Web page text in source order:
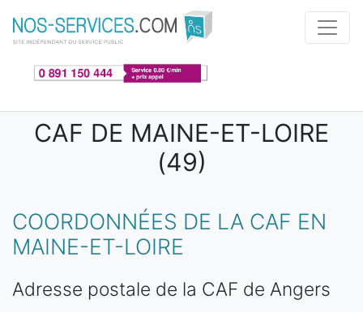
Aller au contenu principal
CAF DE MAINE-ET-LOIRE
(49)
COORDONNÉES DE LA CAF EN
MAINE-ET-LOIRE
Adresse postale de la CAF de Angers